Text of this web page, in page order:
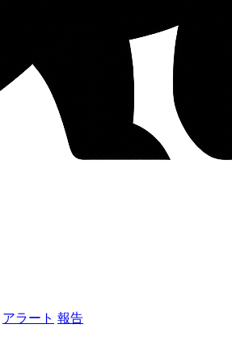
アラート 報告